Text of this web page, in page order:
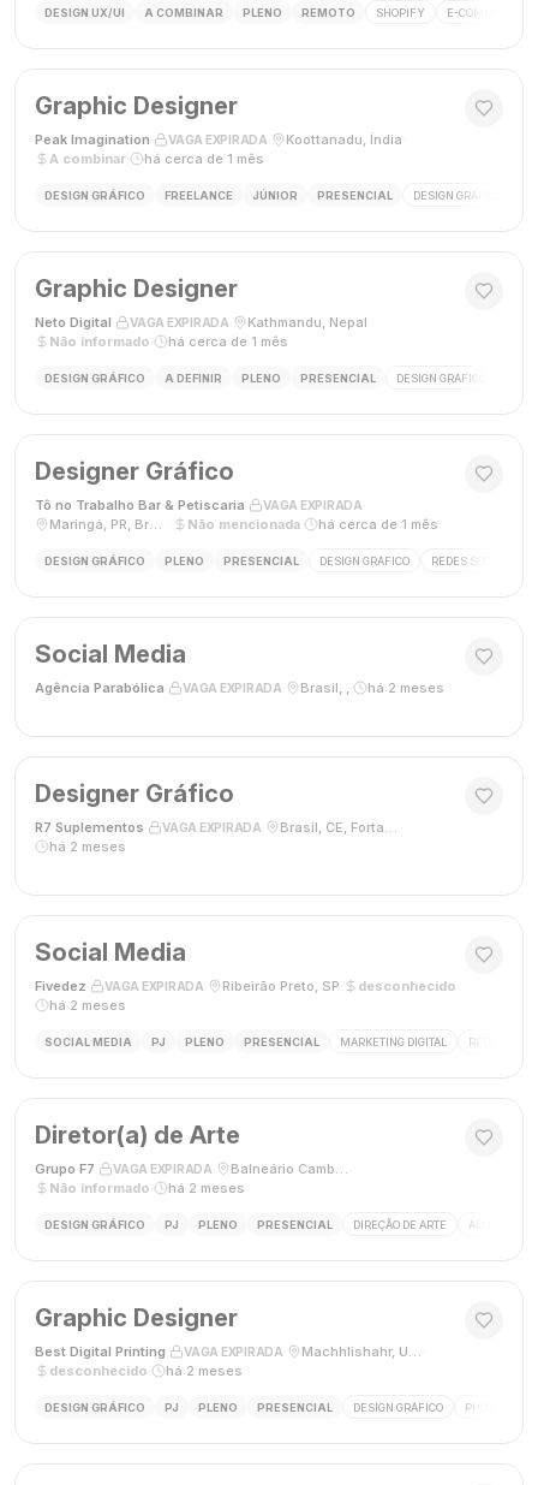
DESIGN UX/UI A COMBINAR PLENO REMOTO SHOPIFY E-COMMERCE
Graphic Designer
Peak Imagination VAGA EXPIRADA Koottanadu, Índia
A combinar
há cerca de 1 mês
DESIGN GRÁFICO FREELANCE JÚNIOR PRESENCIAL DESIGN GRÁFICO
Graphic Designer
Neto Digital VAGA EXPIRADA Kathmandu, Nepal
Não informado
há cerca de 1 mês
DESIGN GRÁFICO A DEFINIR PLENO PRESENCIAL DESIGN GRÁFICO
Designer Gráfico
Tô no Trabalho Bar & Petiscaria VAGA EXPIRADA
Maringá, PR, Brasil
Não mencionada há cerca de 1 mês
DESIGN GRÁFICO PLENO PRESENCIAL DESIGN GRÁFICO REDES SOCIAIS
Social Media
Agência Parabólica VAGA EXPIRADA Brasil, , há 2 meses
Designer Gráfico
R7 Suplementos VAGA EXPIRADA Brasil, CE, Fortaleza
há 2 meses
Social Media
Fivedez VAGA EXPIRADA Ribeirão Preto, SP desconhecido
há 2 meses
SOCIAL MEDIA PJ PLENO PRESENCIAL MARKETING DIGITAL REDES
Diretor(a) de Arte
Grupo F7 VAGA EXPIRADA Balneário Camboriú, SC, Brasil
Não informado
há 2 meses
DESIGN GRÁFICO PJ PLENO PRESENCIAL DIREÇÃO DE ARTE ADOBE
Graphic Designer
Best Digital Printing VAGA EXPIRADA Machhlishahr, Uttar Pradesh, Índia
desconhecido
há 2 meses
DESIGN GRÁFICO PJ PLENO PRESENCIAL DESIGN GRÁFICO PHOTOSHOP